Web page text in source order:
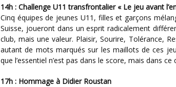
14h : Challenge U11 transfrontalier « Le jeu avant
Cinq équipes de jeunes U11, filles et garçons
Suisse, joueront dans un esprit radicalement
club, mais une valeur. Plaisir, Sourire, Tolérance,
autant de mots marqués sur les maillots de ces
que l’essentiel n’est pas dans le score, mais dans
17h : Hommage à Didier Roustan